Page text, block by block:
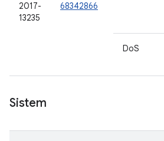
2017-
13235
68342866
DoS
Sistem